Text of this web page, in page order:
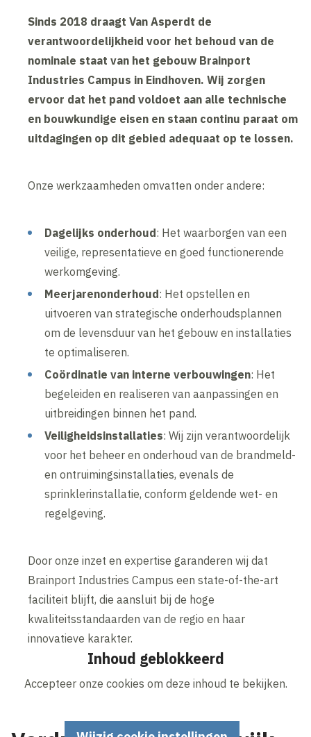
Sinds 2018 draagt Van Asperdt de
verantwoordelijkheid voor het behoud van de
nominale staat van het gebouw Brainport
Industries Campus in Eindhoven. Wij zorgen
ervoor dat het pand voldoet aan alle technische
en bouwkundige eisen en staan continu paraat om
uitdagingen op dit gebied adequaat op te lossen.
Onze werkzaamheden omvatten onder andere:
Dagelijks onderhoud: Het waarborgen van een
veilige, representatieve en goed functionerende
werkomgeving.
Meerjarenonderhoud: Het opstellen en
uitvoeren van strategische onderhoudsplannen
om de levensduur van het gebouw en installaties
te optimaliseren.
Coördinatie van interne verbouwingen: Het
begeleiden en realiseren van aanpassingen en
uitbreidingen binnen het pand.
Veiligheidsinstallaties: Wij zijn verantwoordelijk
voor het beheer en onderhoud van de brandmeld-
en ontruimingsinstallaties, evenals de
sprinklerinstallatie, conform geldende wet- en
regelgeving.
Door onze inzet en expertise garanderen wij dat
Brainport Industries Campus een state-of-the-art
faciliteit blijft, die aansluit bij de hoge
kwaliteitsstandaarden van de regio en haar
innovatieve karakter.
Inhoud geblokkeerd
Accepteer onze cookies om deze inhoud te bekijken.